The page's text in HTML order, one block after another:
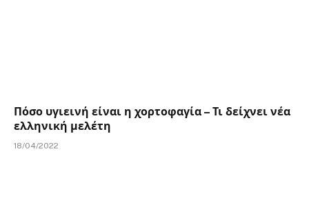
Πόσο υγιεινή είναι η χορτοφαγία – Τι δείχνει νέα
ελληνική μελέτη
18/04/2022